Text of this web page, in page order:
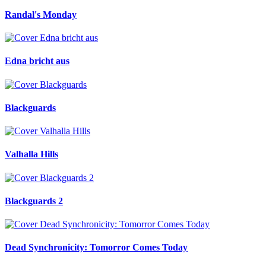
Randal's Monday
Edna bricht aus
Blackguards
Valhalla Hills
Blackguards 2
Dead Synchronicity: Tomorror Comes Today